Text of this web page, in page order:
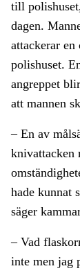
till
dagen.
attackerar
polishuset.
angreppet
att mannen
– En av
knivattacken
hade kunnat
säger
– Vad
inte men jag